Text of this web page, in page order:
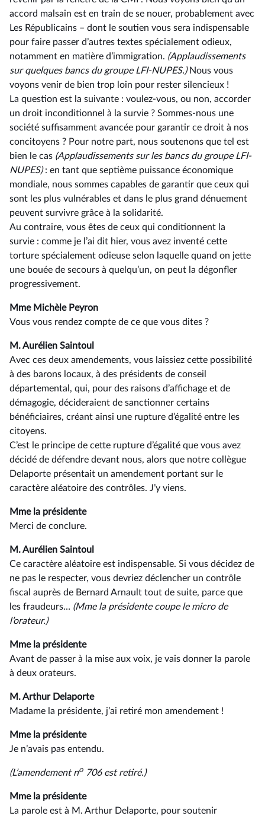
accord malsain est en train de se nouer, probablement avec
Les Républicains – dont le soutien vous sera indispensable
pour faire passer d’autres textes spécialement odieux,
notamment en matière d’immigration. (Applaudissements
sur quelques bancs du groupe LFI-NUPES.)Nous vous
voyons venir de bien trop loin pour rester silencieux !
La question est la suivante : voulez-vous, ou non, accorder
un droit inconditionnel à la survie ? Sommes-nous une
société suffisamment avancée pour garantir ce droit à nos
concitoyens ? Pour notre part, nous soutenons que tel est
bien le cas (Applaudissements sur les bancs du groupe LFI-
NUPES): en tant que septième puissance économique
mondiale, nous sommes capables de garantir que ceux qui
sont les plus vulnérables et dans le plus grand dénuement
peuvent survivre grâce à la solidarité.
Au contraire, vous êtes de ceux qui conditionnent la
survie : comme je l’ai dit hier, vous avez inventé cette
torture spécialement odieuse selon laquelle quand on jette
une bouée de secours à quelqu’un, on peut la dégonfler
progressivement.
Mme Michèle Peyron
Vous vous rendez compte de ce que vous dites ?
M. Aurélien Saintoul
Avec ces deux amendements, vous laissiez cette possibilité
à des barons locaux, à des présidents de conseil
départemental, qui, pour des raisons d’affichage et de
démagogie, décideraient de sanctionner certains
bénéficiaires, créant ainsi une rupture d’égalité entre les
citoyens.
C’est le principe de cette rupture d’égalité que vous avez
décidé de défendre devant nous, alors que notre collègue
Delaporte présentait un amendement portant sur le
caractère aléatoire des contrôles. J’y viens.
Mme la présidente
Merci de conclure.
M. Aurélien Saintoul
Ce caractère aléatoire est indispensable. Si vous décidez de
ne pas le respecter, vous devriez déclencher un contrôle
fiscal auprès de Bernard Arnault tout de suite, parce que
les fraudeurs… (Mme la présidente coupe le micro de
l’orateur.)
Mme la présidente
Avant de passer à la mise aux voix, je vais donner la parole
à deux orateurs.
M. Arthur Delaporte
Madame la présidente, j’ai retiré mon amendement !
Mme la présidente
Je n’avais pas entendu.
(L’amendement no 706 est retiré.)
Mme la présidente
La parole est à M. Arthur Delaporte, pour soutenir